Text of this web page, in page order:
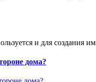
и для создания
дома?